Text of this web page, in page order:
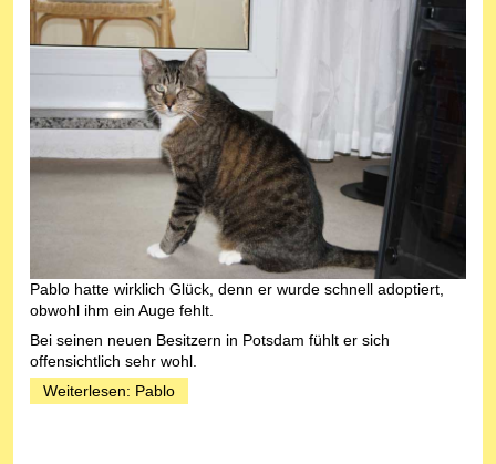
Pablo hatte wirklich Glück, denn er wurde schnell adoptiert,
obwohl ihm ein Auge fehlt.
Bei seinen neuen Besitzern in Potsdam fühlt er sich
offensichtlich sehr wohl.
Weiterlesen: Pablo